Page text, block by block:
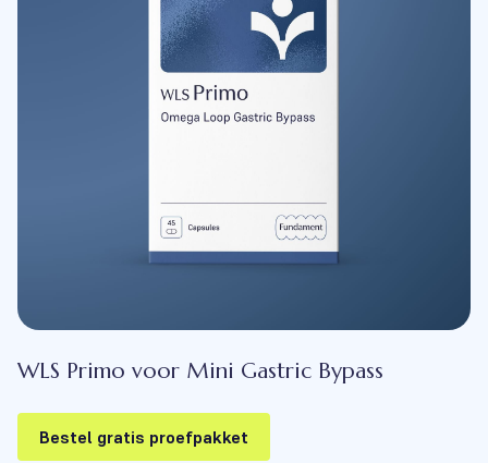
WLS Primo voor Mini Gastric Bypass
Bestel gratis proefpakket